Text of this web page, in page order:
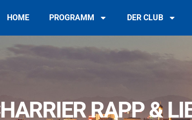
HOME PROGRAMM DER CLUB
RAPP &